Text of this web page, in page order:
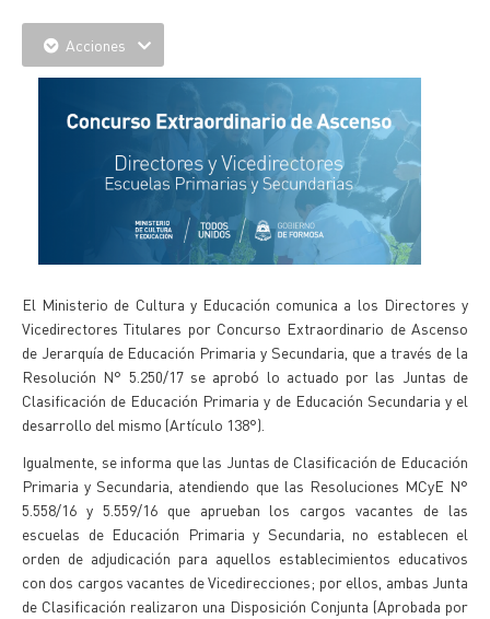
Acciones
El Ministerio de Cultura y Educación comunica a los Directores y
Vicedirectores Titulares por Concurso Extraordinario de Ascenso
de Jerarquía de Educación Primaria y Secundaria, que a través de la
Resolución N° 5.250/17 se aprobó lo actuado por las Juntas de
Clasificación de Educación Primaria y de Educación Secundaria y el
desarrollo del mismo (Artículo 138°).
Igualmente, se informa que las Juntas de Clasificación de Educación
Primaria y Secundaria, atendiendo que las Resoluciones MCyE N°
5.558/16 y 5.559/16 que aprueban los cargos vacantes de las
escuelas de Educación Primaria y Secundaria, no establecen el
orden de adjudicación para aquellos establecimientos educativos
con dos cargos vacantes de Vicedirecciones; por ellos, ambas Junta
de Clasificación realizaron una Disposición Conjunta (Aprobada por